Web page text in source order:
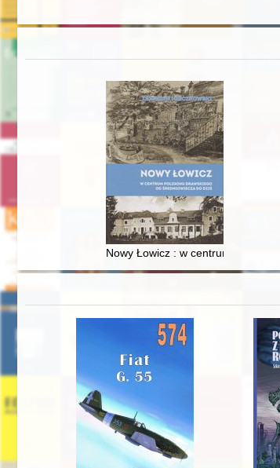
Nowy Łowicz : w centrum